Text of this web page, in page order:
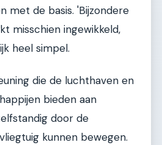
met de basis. 'Bijzondere
misschien ingewikkeld,
heel simpel.
die de luchthaven en
bieden aan
door de
kunnen bewegen.